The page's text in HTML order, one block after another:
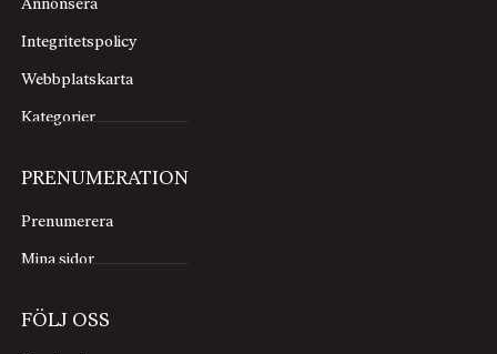
Annonsera
Integritetspolicy
Webbplatskarta
Kategorier
PRENUMERATION
Prenumerera
Mina sidor
FÖLJ OSS